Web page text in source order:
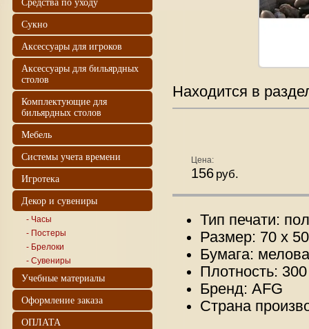
Находится в
Цена:
156 руб.
Тип печати:
Размер: 70 x
Бумага:
Плотность:
Бренд: AFG
Страна
Сукно
Аксессуары для игроков
Аксессуары для бильярдных
столов
Комплектующие для
бильярдных столов
Мебель
Системы учета времени
Игротека
Декор и сувениры
- Часы
- Постеры
- Брелоки
- Сувениры
Учебные материалы
Оформление заказа
ОПЛАТА